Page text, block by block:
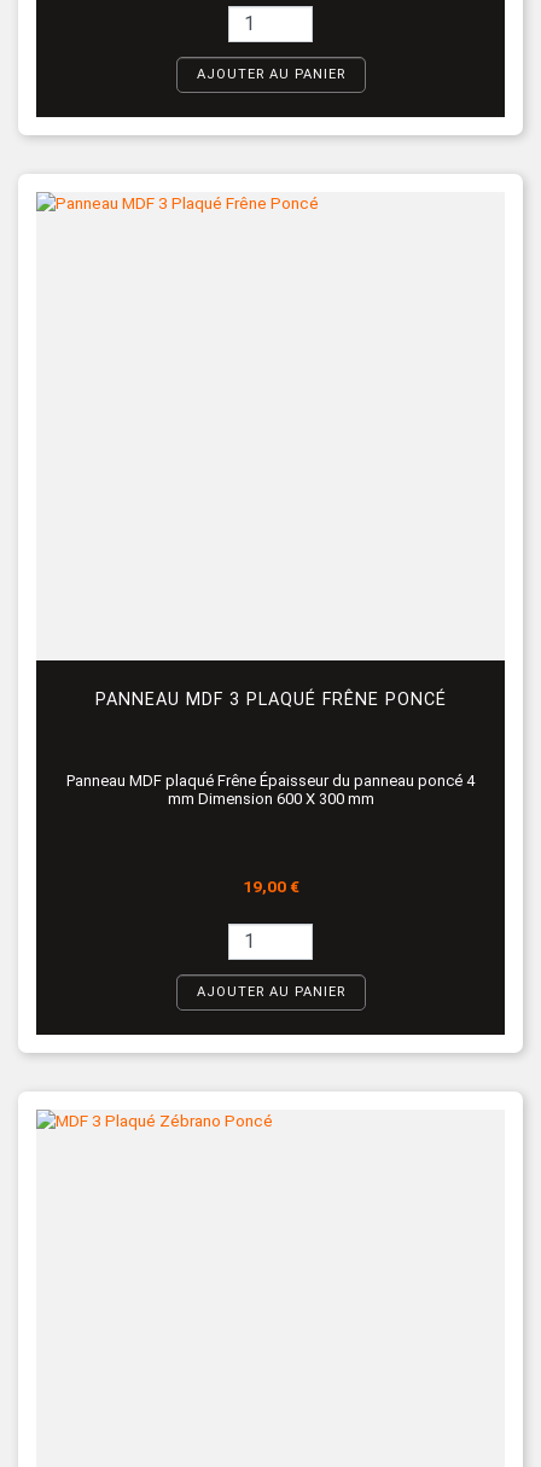
AJOUTER AU PANIER
PANNEAU MDF 3 PLAQUÉ FRÊNE PONCÉ
Panneau MDF plaqué Frêne Épaisseur du panneau poncé 4
mm Dimension 600 X 300 mm
Prix
19,00 €
AJOUTER AU PANIER